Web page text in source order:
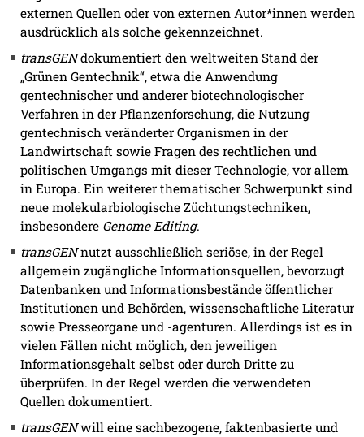
externen Quellen oder von externen Autor*innen werden
ausdrücklich als solche gekennzeichnet.
transGENdokumentiert den weltweiten Stand der
„Grünen Gentechnik“, etwa die Anwendung
gentechnischer und anderer biotechnologischer
Verfahren in der Pflanzenforschung, die Nutzung
gentechnisch veränderter Organismen in der
Landwirtschaft sowie Fragen des rechtlichen und
politischen Umgangs mit dieser Technologie, vor allem
in Europa. Ein weiterer thematischer Schwerpunkt sind
neue molekularbiologische Züchtungstechniken,
insbesondere Genome Editing.
transGENnutzt ausschließlich seriöse, in der Regel
allgemein zugängliche Informationsquellen, bevorzugt
Datenbanken und Informationsbestände öffentlicher
Institutionen und Behörden, wissenschaftliche Literatur
sowie Presseorgane und -agenturen. Allerdings ist es in
vielen Fällen nicht möglich, den jeweiligen
Informationsgehalt selbst oder durch Dritte zu
überprüfen. In der Regel werden die verwendeten
Quellen dokumentiert.
transGENwill eine sachbezogene, faktenbasierte und